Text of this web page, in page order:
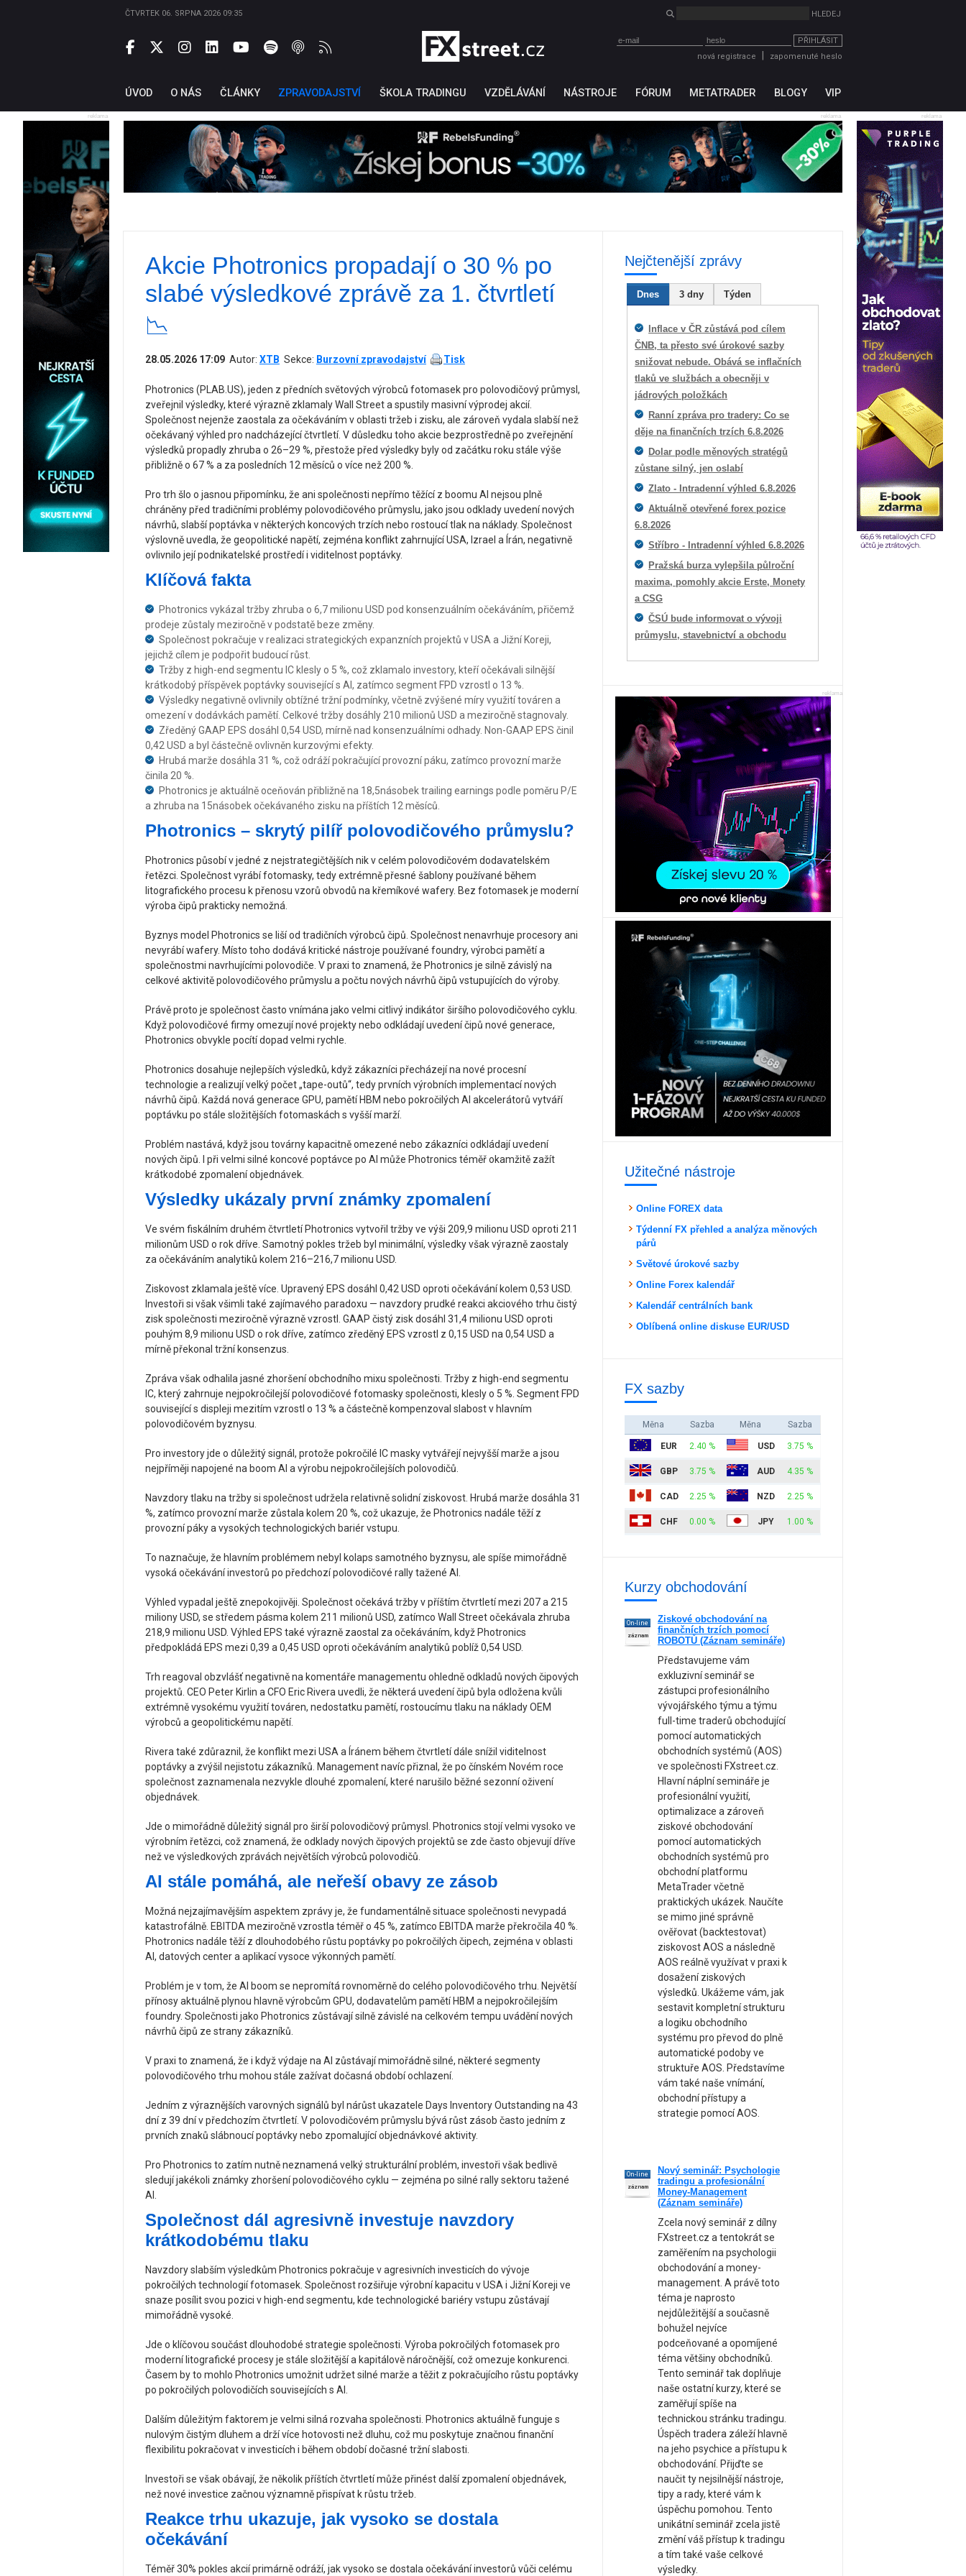
ČTVRTEK 06. SRPNA 2026 09:35
PŘIHLÁSIT
nová registrace
zapomenuté heslo
ÚVOD O NÁS ČLÁNKY ZPRAVODAJSTVÍ ŠKOLA TRADINGU VZDĚLÁVÁNÍ NÁSTROJE FÓRUM METATRADER BLOGY VIP
reklama reklama
reklama
Ticker Tapeby TradingView
Akcie Photronics propadají o 30 % po
slabé výsledkové zprávě za 1. čtvrtletí
📉
28.05.2026 17:09 Autor: XTB Sekce: Burzovní zpravodajství Tisk
Photronics (PLAB.US), jeden z předních světových výrobců fotomasek pro polovodičový průmysl,
zveřejnil výsledky, které výrazně zklamaly Wall Street a spustily masivní výprodej akcií.
Společnost nejenže zaostala za očekáváním v oblasti tržeb i zisku, ale zároveň vydala slabší než
očekávaný výhled pro nadcházející čtvrtletí. V důsledku toho akcie bezprostředně po zveřejnění
výsledků propadly zhruba o 26–29 %, přestože před výsledky byly od začátku roku stále výše
přibližně o 67 % a za posledních 12 měsíců o více než 200 %.
Pro trh šlo o jasnou připomínku, že ani společnosti nepřímo těžící z boomu AI nejsou plně
chráněny před tradičními problémy polovodičového průmyslu, jako jsou odklady uvedení nových
návrhů, slabší poptávka v některých koncových trzích nebo rostoucí tlak na náklady. Společnost
výslovně uvedla, že geopolitické napětí, zejména konflikt zahrnující USA, Izrael a Írán, negativně
ovlivnilo její podnikatelské prostředí i viditelnost poptávky.
Klíčová fakta
Photronics vykázal tržby zhruba o 6,7 milionu USD pod konsenzuálním očekáváním, přičemž
prodeje zůstaly meziročně v podstatě beze změny.
Společnost pokračuje v realizaci strategických expanzních projektů v USA a Jižní Koreji,
jejichž cílem je podpořit budoucí růst.
Tržby z high-end segmentu IC klesly o 5 %, což zklamalo investory, kteří očekávali silnější
krátkodobý příspěvek poptávky související s AI, zatímco segment FPD vzrostl o 13 %.
Výsledky negativně ovlivnily obtížné tržní podmínky, včetně zvýšené míry využití továren a
omezení v dodávkách pamětí. Celkové tržby dosáhly 210 milionů USD a meziročně stagnovaly.
Zředěný GAAP EPS dosáhl 0,54 USD, mírně nad konsenzuálními odhady. Non-GAAP EPS činil
0,42 USD a byl částečně ovlivněn kurzovými efekty.
Hrubá marže dosáhla 31 %, což odráží pokračující provozní páku, zatímco provozní marže
činila 20 %.
Photronics je aktuálně oceňován přibližně na 18,5násobek trailing earnings podle poměru P/E
a zhruba na 15násobek očekávaného zisku na příštích 12 měsíců.
Photronics – skrytý pilíř polovodičového průmyslu?
Photronics působí v jedné z nejstrategičtějších nik v celém polovodičovém dodavatelském
řetězci. Společnost vyrábí fotomasky, tedy extrémně přesné šablony používané během
litografického procesu k přenosu vzorů obvodů na křemíkové wafery. Bez fotomasek je moderní
výroba čipů prakticky nemožná.
Byznys model Photronics se liší od tradičních výrobců čipů. Společnost nenavrhuje procesory ani
nevyrábí wafery. Místo toho dodává kritické nástroje používané foundry, výrobci pamětí a
společnostmi navrhujícími polovodiče. V praxi to znamená, že Photronics je silně závislý na
celkové aktivitě polovodičového průmyslu a počtu nových návrhů čipů vstupujících do výroby.
Právě proto je společnost často vnímána jako velmi citlivý indikátor širšího polovodičového cyklu.
Když polovodičové firmy omezují nové projekty nebo odkládají uvedení čipů nové generace,
Photronics obvykle pocítí dopad velmi rychle.
Photronics dosahuje nejlepších výsledků, když zákazníci přecházejí na nové procesní
technologie a realizují velký počet „tape-outů“, tedy prvních výrobních implementací nových
návrhů čipů. Každá nová generace GPU, pamětí HBM nebo pokročilých AI akcelerátorů vytváří
poptávku po stále složitějších fotomaskách s vyšší marží.
Problém nastává, když jsou továrny kapacitně omezené nebo zákazníci odkládají uvedení
nových čipů. I při velmi silné koncové poptávce po AI může Photronics téměř okamžitě zažít
krátkodobé zpomalení objednávek.
Výsledky ukázaly první známky zpomalení
Ve svém fiskálním druhém čtvrtletí Photronics vytvořil tržby ve výši 209,9 milionu USD oproti 211
milionům USD o rok dříve. Samotný pokles tržeb byl minimální, výsledky však výrazně zaostaly
za očekáváním analytiků kolem 216–216,7 milionu USD.
Ziskovost zklamala ještě více. Upravený EPS dosáhl 0,42 USD oproti očekávání kolem 0,53 USD.
Investoři si však všimli také zajímavého paradoxu — navzdory prudké reakci akciového trhu čistý
zisk společnosti meziročně výrazně vzrostl. GAAP čistý zisk dosáhl 31,4 milionu USD oproti
pouhým 8,9 milionu USD o rok dříve, zatímco zředěný EPS vzrostl z 0,15 USD na 0,54 USD a
mírně překonal tržní konsenzus.
Zpráva však odhalila jasné zhoršení obchodního mixu společnosti. Tržby z high-end segmentu
IC, který zahrnuje nejpokročilejší polovodičové fotomasky společnosti, klesly o 5 %. Segment FPD
související s displeji mezitím vzrostl o 13 % a částečně kompenzoval slabost v hlavním
polovodičovém byznysu.
Pro investory jde o důležitý signál, protože pokročilé IC masky vytvářejí nejvyšší marže a jsou
nejpříměji napojené na boom AI a výrobu nejpokročilejších polovodičů.
Navzdory tlaku na tržby si společnost udržela relativně solidní ziskovost. Hrubá marže dosáhla 31
%, zatímco provozní marže zůstala kolem 20 %, což ukazuje, že Photronics nadále těží z
provozní páky a vysokých technologických bariér vstupu.
To naznačuje, že hlavním problémem nebyl kolaps samotného byznysu, ale spíše mimořádně
vysoká očekávání investorů po předchozí polovodičové rally tažené AI.
Výhled vypadal ještě znepokojivěji. Společnost očekává tržby v příštím čtvrtletí mezi 207 a 215
miliony USD, se středem pásma kolem 211 milionů USD, zatímco Wall Street očekávala zhruba
218,9 milionu USD. Výhled EPS také výrazně zaostal za očekáváním, když Photronics
předpokládá EPS mezi 0,39 a 0,45 USD oproti očekáváním analytiků poblíž 0,54 USD.
Trh reagoval obzvlášť negativně na komentáře managementu ohledně odkladů nových čipových
projektů. CEO Peter Kirlin a CFO Eric Rivera uvedli, že některá uvedení čipů byla odložena kvůli
extrémně vysokému využití továren, nedostatku pamětí, rostoucímu tlaku na náklady OEM
výrobců a geopolitickému napětí.
Rivera také zdůraznil, že konflikt mezi USA a Íránem během čtvrtletí dále snížil viditelnost
poptávky a zvýšil nejistotu zákazníků. Management navíc přiznal, že po čínském Novém roce
společnost zaznamenala nezvykle dlouhé zpomalení, které narušilo běžné sezonní oživení
objednávek.
Jde o mimořádně důležitý signál pro širší polovodičový průmysl. Photronics stojí velmi vysoko ve
výrobním řetězci, což znamená, že odklady nových čipových projektů se zde často objevují dříve
než ve výsledkových zprávách největších výrobců polovodičů.
AI stále pomáhá, ale neřeší obavy ze zásob
Možná nejzajímavějším aspektem zprávy je, že fundamentálně situace společnosti nevypadá
katastrofálně. EBITDA meziročně vzrostla téměř o 45 %, zatímco EBITDA marže překročila 40 %.
Photronics nadále těží z dlouhodobého růstu poptávky po pokročilých čipech, zejména v oblasti
AI, datových center a aplikací vysoce výkonných pamětí.
Problém je v tom, že AI boom se nepromítá rovnoměrně do celého polovodičového trhu. Největší
přínosy aktuálně plynou hlavně výrobcům GPU, dodavatelům pamětí HBM a nejpokročilejším
foundry. Společnosti jako Photronics zůstávají silně závislé na celkovém tempu uvádění nových
návrhů čipů ze strany zákazníků.
V praxi to znamená, že i když výdaje na AI zůstávají mimořádně silné, některé segmenty
polovodičového trhu mohou stále zažívat dočasná období ochlazení.
Jedním z výraznějších varovných signálů byl nárůst ukazatele Days Inventory Outstanding na 43
dní z 39 dní v předchozím čtvrtletí. V polovodičovém průmyslu bývá růst zásob často jedním z
prvních znaků slábnoucí poptávky nebo zpomalující objednávkové aktivity.
Pro Photronics to zatím nutně neznamená velký strukturální problém, investoři však bedlivě
sledují jakékoli známky zhoršení polovodičového cyklu — zejména po silné rally sektoru tažené
AI.
Společnost dál agresivně investuje navzdory
krátkodobému tlaku
Navzdory slabším výsledkům Photronics pokračuje v agresivních investicích do vývoje
pokročilých technologií fotomasek. Společnost rozšiřuje výrobní kapacitu v USA i Jižní Koreji ve
snaze posílit svou pozici v high-end segmentu, kde technologické bariéry vstupu zůstávají
mimořádně vysoké.
Jde o klíčovou součást dlouhodobé strategie společnosti. Výroba pokročilých fotomasek pro
moderní litografické procesy je stále složitější a kapitálově náročnější, což omezuje konkurenci.
Časem by to mohlo Photronics umožnit udržet silné marže a těžit z pokračujícího růstu poptávky
po pokročilých polovodičích souvisejících s AI.
Dalším důležitým faktorem je velmi silná rozvaha společnosti. Photronics aktuálně funguje s
nulovým čistým dluhem a drží více hotovosti než dluhu, což mu poskytuje značnou finanční
flexibilitu pokračovat v investicích i během období dočasné tržní slabosti.
Investoři se však obávají, že několik příštích čtvrtletí může přinést další zpomalení objednávek,
než nové investice začnou významně přispívat k růstu tržeb.
Reakce trhu ukazuje, jak vysoko se dostala
očekávání
Téměř 30% pokles akcií primárně odráží, jak vysoko se dostala očekávání investorů vůči celému
Nejčtenější zprávy
Dnes 3 dny Týden
Inflace v ČR zůstává pod cílem
ČNB, ta přesto své úrokové sazby
snižovat nebude. Obává se inflačních
tlaků ve službách a obecněji v
jádrových položkách
Ranní zpráva pro tradery: Co se
děje na finančních trzích 6.8.2026
Dolar podle měnových stratégů
zůstane silný, jen oslabí
Zlato - Intradenní výhled 6.8.2026
Aktuálně otevřené forex pozice
6.8.2026
Stříbro - Intradenní výhled 6.8.2026
Pražská burza vylepšila půlroční
maxima, pomohly akcie Erste, Monety
a CSG
ČSÚ bude informovat o vývoji
průmyslu, stavebnictví a obchodu
reklama
Užitečné nástroje
Online FOREX data
Týdenní FX přehled a analýza měnových
párů
Světové úrokové sazby
Online Forex kalendář
Kalendář centrálních bank
Oblíbená online diskuse EUR/USD
FX sazby
Měna Sazba Měna Sazba
EUR 2.40 % USD 3.75 %
GBP 3.75 % AUD 4.35 %
CAD 2.25 % NZD 2.25 %
CHF 0.00 % JPY 1.00 %
Kurzy obchodování
On-line
záznam
Ziskové obchodování na
finančních trzích pomocí
ROBOTŮ (Záznam semináře)
Představujeme vám
exkluzivní seminář se
zástupci profesionálního
vývojářského týmu a týmu
full-time traderů obchodující
pomocí automatických
obchodních systémů (AOS)
ve společnosti FXstreet.cz.
Hlavní náplní semináře je
profesionální využití,
optimalizace a zároveň
ziskové obchodování
pomocí automatických
obchodních systémů pro
obchodní platformu
MetaTrader včetně
praktických ukázek. Naučíte
se mimo jiné správně
ověřovat (backtestovat)
ziskovost AOS a následně
AOS reálně využívat v praxi k
dosažení ziskových
výsledků. Ukážeme vám, jak
sestavit kompletní strukturu
a logiku obchodního
systému pro převod do plně
automatické podoby ve
struktuře AOS. Představíme
vám také naše vnímání,
obchodní přístupy a
strategie pomocí AOS.
On-line
záznam
Nový seminář: Psychologie
tradingu a profesionální
Money-Management
(Záznam semináře)
Zcela nový seminář z dílny
FXstreet.cz a tentokrát se
zaměřením na psychologii
obchodování a money-
management. A právě toto
téma je naprosto
nejdůležitější a současně
bohužel nejvíce
podceňované a opomíjené
téma většiny obchodníků.
Tento seminář tak doplňuje
naše ostatní kurzy, které se
zaměřují spíše na
technickou stránku tradingu.
Úspěch tradera záleží hlavně
na jeho psychice a přístupu k
obchodování. Přijďte se
naučit ty nejsilnější nástroje,
tipy a rady, které vám k
úspěchu pomohou. Tento
unikátní seminář zcela jistě
změní váš přístup k tradingu
a tím také vaše celkové
výsledky.